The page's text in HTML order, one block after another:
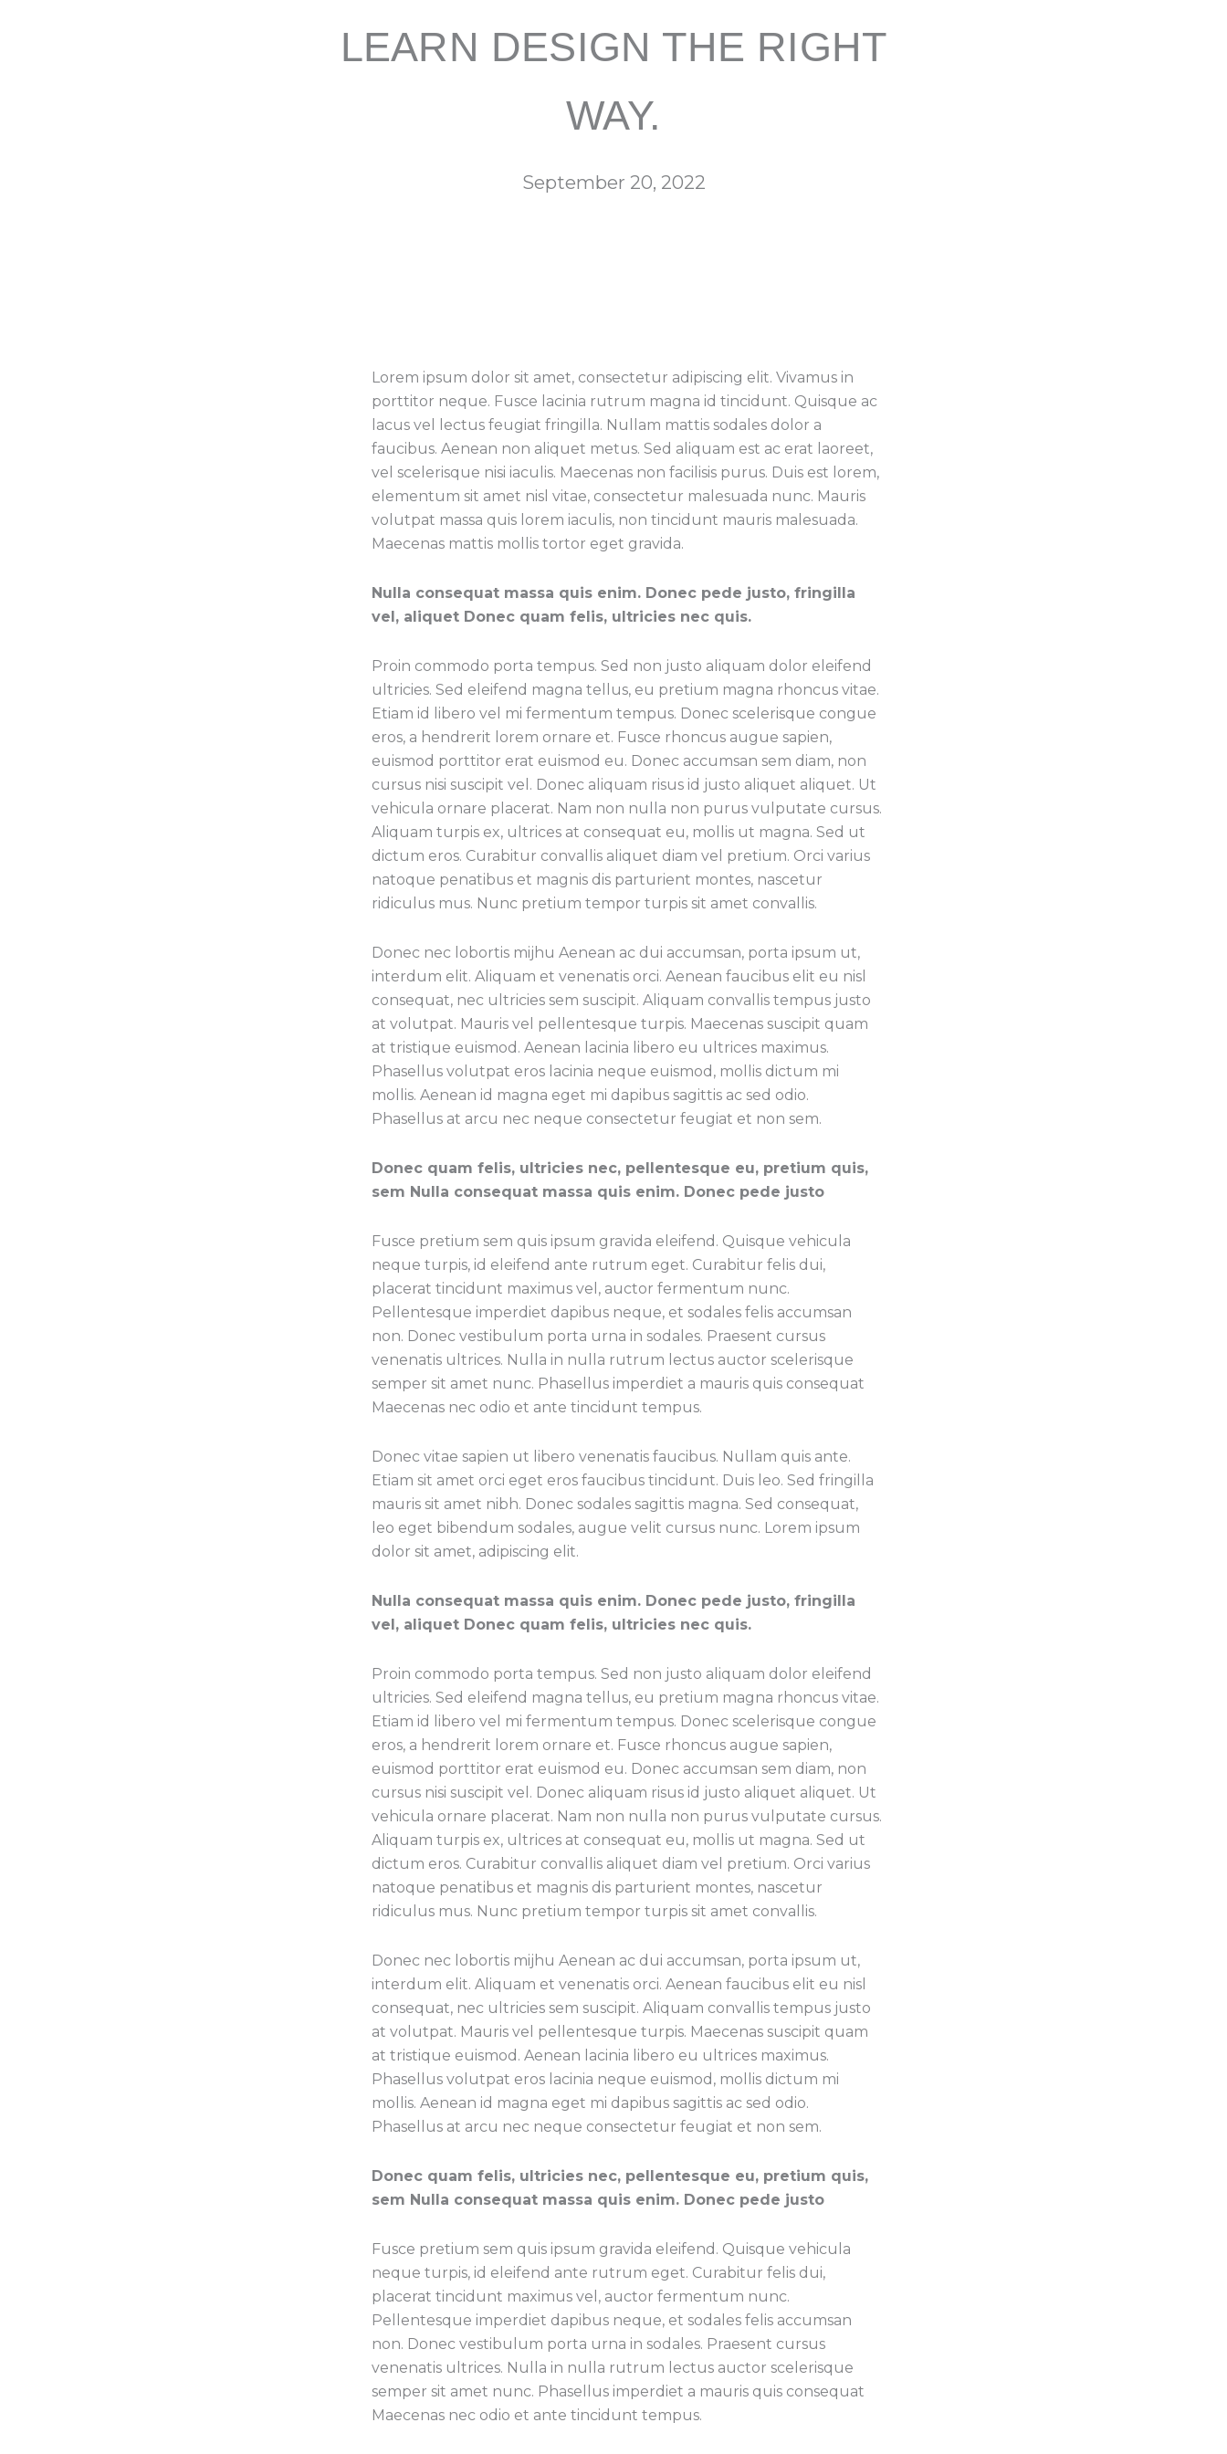
LEARN DESIGN THE RIGHT
WAY.
September 20, 2022
Lorem ipsum dolor sit amet, consectetur adipiscing elit. Vivamus in
porttitor neque. Fusce lacinia rutrum magna id tincidunt. Quisque ac
lacus vel lectus feugiat fringilla. Nullam mattis sodales dolor a
faucibus. Aenean non aliquet metus. Sed aliquam est ac erat laoreet,
vel scelerisque nisi iaculis. Maecenas non facilisis purus. Duis est lorem,
elementum sit amet nisl vitae, consectetur malesuada nunc. Mauris
volutpat massa quis lorem iaculis, non tincidunt mauris malesuada.
Maecenas mattis mollis tortor eget gravida.
Nulla consequat massa quis enim. Donec pede justo, fringilla
vel, aliquet Donec quam felis, ultricies nec quis.
Proin commodo porta tempus. Sed non justo aliquam dolor eleifend
ultricies. Sed eleifend magna tellus, eu pretium magna rhoncus vitae.
Etiam id libero vel mi fermentum tempus. Donec scelerisque congue
eros, a hendrerit lorem ornare et. Fusce rhoncus augue sapien,
euismod porttitor erat euismod eu. Donec accumsan sem diam, non
cursus nisi suscipit vel. Donec aliquam risus id justo aliquet aliquet. Ut
vehicula ornare placerat. Nam non nulla non purus vulputate cursus.
Aliquam turpis ex, ultrices at consequat eu, mollis ut magna. Sed ut
dictum eros. Curabitur convallis aliquet diam vel pretium. Orci varius
natoque penatibus et magnis dis parturient montes, nascetur
ridiculus mus. Nunc pretium tempor turpis sit amet convallis.
Donec nec lobortis mijhu Aenean ac dui accumsan, porta ipsum ut,
interdum elit. Aliquam et venenatis orci. Aenean faucibus elit eu nisl
consequat, nec ultricies sem suscipit. Aliquam convallis tempus justo
at volutpat. Mauris vel pellentesque turpis. Maecenas suscipit quam
at tristique euismod. Aenean lacinia libero eu ultrices maximus.
Phasellus volutpat eros lacinia neque euismod, mollis dictum mi
mollis. Aenean id magna eget mi dapibus sagittis ac sed odio.
Phasellus at arcu nec neque consectetur feugiat et non sem.
Donec quam felis, ultricies nec, pellentesque eu, pretium quis,
sem Nulla consequat massa quis enim. Donec pede justo
Fusce pretium sem quis ipsum gravida eleifend. Quisque vehicula
neque turpis, id eleifend ante rutrum eget. Curabitur felis dui,
placerat tincidunt maximus vel, auctor fermentum nunc.
Pellentesque imperdiet dapibus neque, et sodales felis accumsan
non. Donec vestibulum porta urna in sodales. Praesent cursus
venenatis ultrices. Nulla in nulla rutrum lectus auctor scelerisque
semper sit amet nunc. Phasellus imperdiet a mauris quis consequat
Maecenas nec odio et ante tincidunt tempus.
Donec vitae sapien ut libero venenatis faucibus. Nullam quis ante.
Etiam sit amet orci eget eros faucibus tincidunt. Duis leo. Sed fringilla
mauris sit amet nibh. Donec sodales sagittis magna. Sed consequat,
leo eget bibendum sodales, augue velit cursus nunc. Lorem ipsum
dolor sit amet, adipiscing elit.
Nulla consequat massa quis enim. Donec pede justo, fringilla
vel, aliquet Donec quam felis, ultricies nec quis.
Proin commodo porta tempus. Sed non justo aliquam dolor eleifend
ultricies. Sed eleifend magna tellus, eu pretium magna rhoncus vitae.
Etiam id libero vel mi fermentum tempus. Donec scelerisque congue
eros, a hendrerit lorem ornare et. Fusce rhoncus augue sapien,
euismod porttitor erat euismod eu. Donec accumsan sem diam, non
cursus nisi suscipit vel. Donec aliquam risus id justo aliquet aliquet. Ut
vehicula ornare placerat. Nam non nulla non purus vulputate cursus.
Aliquam turpis ex, ultrices at consequat eu, mollis ut magna. Sed ut
dictum eros. Curabitur convallis aliquet diam vel pretium. Orci varius
natoque penatibus et magnis dis parturient montes, nascetur
ridiculus mus. Nunc pretium tempor turpis sit amet convallis.
Donec nec lobortis mijhu Aenean ac dui accumsan, porta ipsum ut,
interdum elit. Aliquam et venenatis orci. Aenean faucibus elit eu nisl
consequat, nec ultricies sem suscipit. Aliquam convallis tempus justo
at volutpat. Mauris vel pellentesque turpis. Maecenas suscipit quam
at tristique euismod. Aenean lacinia libero eu ultrices maximus.
Phasellus volutpat eros lacinia neque euismod, mollis dictum mi
mollis. Aenean id magna eget mi dapibus sagittis ac sed odio.
Phasellus at arcu nec neque consectetur feugiat et non sem.
Donec quam felis, ultricies nec, pellentesque eu, pretium quis,
sem Nulla consequat massa quis enim. Donec pede justo
Fusce pretium sem quis ipsum gravida eleifend. Quisque vehicula
neque turpis, id eleifend ante rutrum eget. Curabitur felis dui,
placerat tincidunt maximus vel, auctor fermentum nunc.
Pellentesque imperdiet dapibus neque, et sodales felis accumsan
non. Donec vestibulum porta urna in sodales. Praesent cursus
venenatis ultrices. Nulla in nulla rutrum lectus auctor scelerisque
semper sit amet nunc. Phasellus imperdiet a mauris quis consequat
Maecenas nec odio et ante tincidunt tempus.